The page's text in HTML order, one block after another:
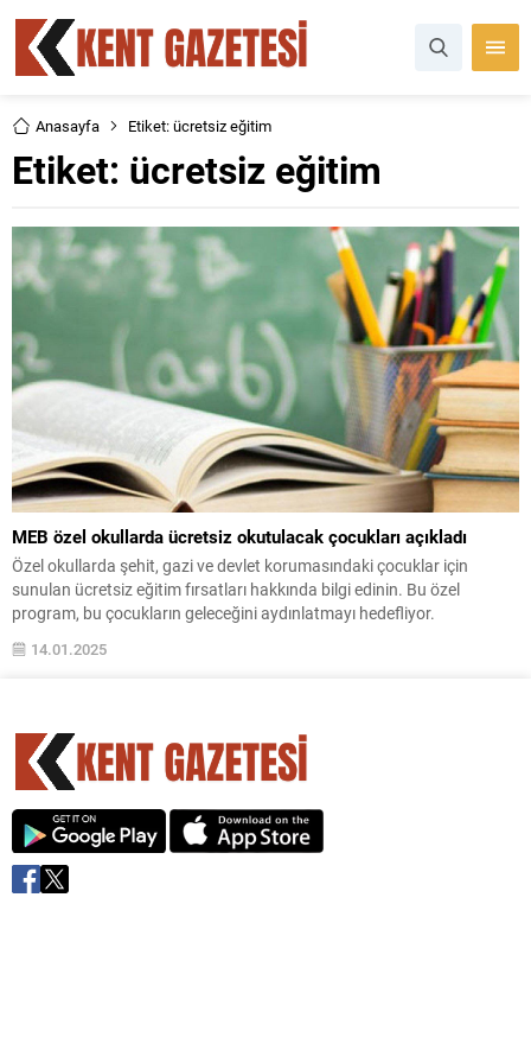
Anasayfa Etiket: ücretsiz eğitim
Etiket: ücretsiz eğitim
MEB özel okullarda ücretsiz okutulacak çocukları açıkladı
Özel okullarda şehit, gazi ve devlet korumasındaki çocuklar için
sunulan ücretsiz eğitim fırsatları hakkında bilgi edinin. Bu özel
program, bu çocukların geleceğini aydınlatmayı hedefliyor.
14.01.2025